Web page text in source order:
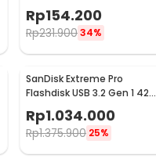
16GB - SDCZ600
Rp154.200
Rp231.90034%
SanDisk Extreme Pro
Flashdisk USB 3.2 Gen 1 420
MB/s 256GB - SDCZ880
Rp1.034.000
Rp1.375.900 25%